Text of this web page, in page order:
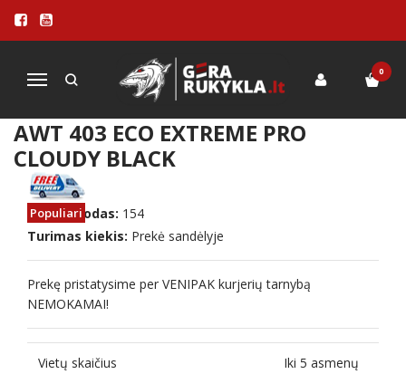
Navigacija
0
Pagrindinis
200*200*90 Masažinis baseinas AWT 403 eco Extreme PRO Cloudy
200*200*90 MASAŽINIS BASEINAS
AWT 403 ECO EXTREME PRO
CLOUDY BLACK
Populiari
Prekės kodas: 154
Turimas kiekis: Prekė sandėlyje
Prekę pristatysime per VENIPAK kurjerių tarnybą
NEMOKAMAI!
Vietų skaičius Iki 5 asmenų